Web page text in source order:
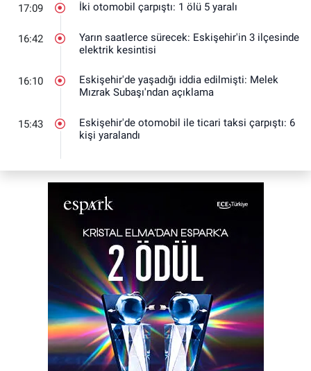
17:09 İki otomobil çarpıştı: 1 ölü 5 yaralı
16:42
Yarın saatlerce sürecek: Eskişehir'in 3 ilçesinde
elektrik kesintisi
16:10
Eskişehir'de yaşadığı iddia edilmişti: Melek
Mızrak Subaşı'ndan açıklama
15:43
Eskişehir'de otomobil ile ticari taksi çarpıştı: 6
kişi yaralandı